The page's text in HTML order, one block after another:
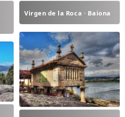
Virgen de la Roca · Baiona